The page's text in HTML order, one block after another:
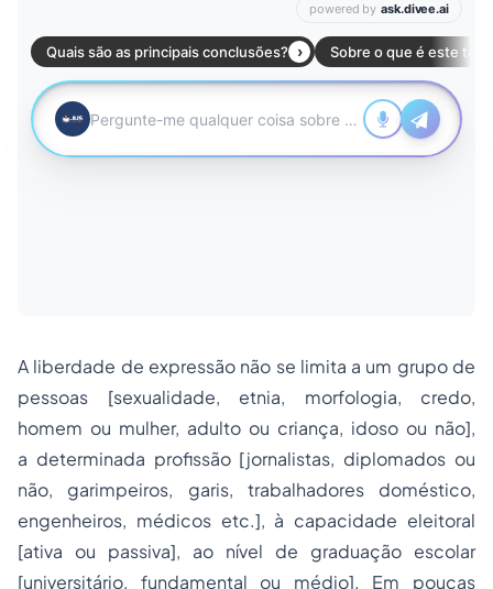
A liberdade de expressão não se limita a um grupo de
pessoas [sexualidade, etnia, morfologia, credo,
homem ou mulher, adulto ou criança, idoso ou não],
a determinada profissão [jornalistas, diplomados ou
não, garimpeiros, garis, trabalhadores doméstico,
engenheiros, médicos etc.], à capacidade eleitoral
[ativa ou passiva], ao nível de graduação escolar
[universitário, fundamental ou médio]. Em poucas